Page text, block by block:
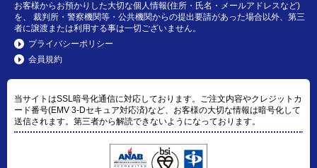
お客様からお預かりした大切な個人情報(住所・氏名・メールアドレスなど)
を、 裁判所・警察機関等・公共機関からの提出要請があった場合以外、第三
者に譲渡または利用する事は一切ございません。
プライバシーポリシー
会員規約
当サイトはSSL暗号化通信に対応しております。ご注文内容やクレジットカ
ード番号(EMV 3-Dセキュア対応済)など、お客様の大切な情報は暗号化して
送信されます。第三者から解読できないようになっております。